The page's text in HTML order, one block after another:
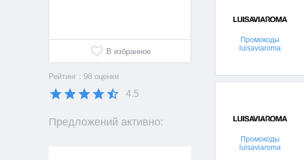
В избранное
Рейтинг : 98 оценки
4.5
Предложений активно:
Промокоды
luisaviaroma
Промокоды
luisaviaroma